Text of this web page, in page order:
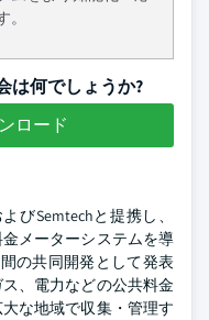
は何でしょうか?
ロード
びSemtechと提携し、
メーターシステムを導
の共同開発として発表
、電力などの公共料金
な地域で収集・管理す